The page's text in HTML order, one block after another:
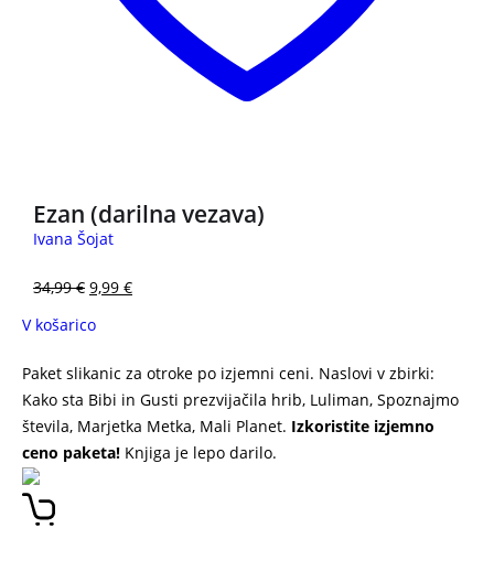
Ezan (darilna vezava)
Ivana Šojat
34,99€ 9,99 €
V košarico
Paket slikanic za otroke po izjemni ceni. Naslovi v zbirki:
Kako sta Bibi in Gusti prezvijačila hrib, Luliman, Spoznajmo
števila, Marjetka Metka, Mali Planet. Izkoristite izjemno
ceno paketa! Knjiga je lepo darilo.